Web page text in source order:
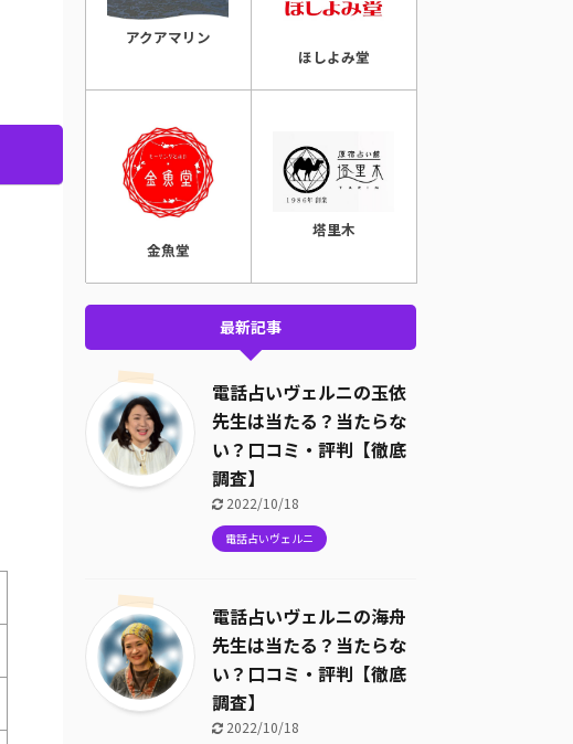
アクアマリン
ほしよみ堂
金魚堂
塔里木
最新記事
電話占いヴェルニの玉依
先生は当たる？当たらな
い？口コミ・評判【徹底
調査】
2022/10/18
電話占いヴェルニ
電話占いヴェルニの海舟
先生は当たる？当たらな
い？口コミ・評判【徹底
調査】
2022/10/18